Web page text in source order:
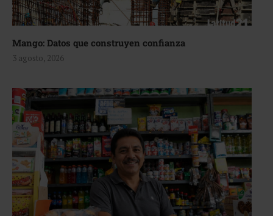
Mango: Datos que construyen confianza
3 agosto, 2026